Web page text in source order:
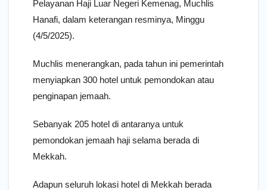
Pelayanan Haji Luar Negeri Kemenag, Muchlis
Hanafi, dalam keterangan resminya, Minggu
(4/5/2025).
Muchlis menerangkan, pada tahun ini pemerintah
menyiapkan 300 hotel untuk pemondokan atau
penginapan jemaah.
Sebanyak 205 hotel di antaranya untuk
pemondokan jemaah haji selama berada di
Mekkah.
Adapun seluruh lokasi hotel di Mekkah berada